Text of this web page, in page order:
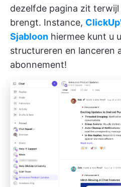
dezelfde pagina zit
brengt. Instance,
Sjabloon hiermee kunt u
structureren en lanceren
abonnement!